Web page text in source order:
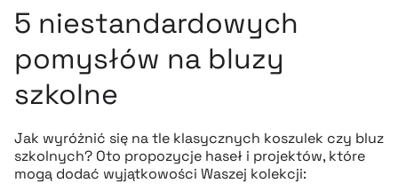
5 niestandardowych
pomysłów na bluzy
szkolne
Jak wyróżnić się na tle klasycznych koszulek czy bluz
szkolnych? Oto propozycje haseł i projektów, które
mogą dodać wyjątkowości Waszej kolekcji: